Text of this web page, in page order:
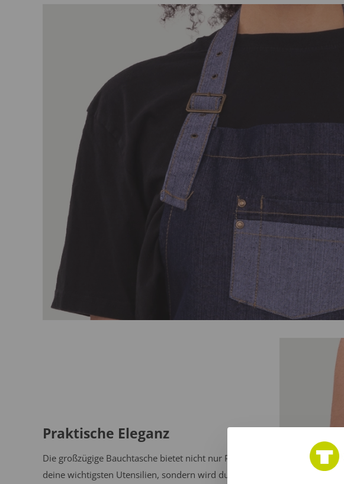
Praktische Eleganz
Die großzügige Bauchtasche bietet nicht nur Platz für
deine wichtigsten Utensilien, sondern wird durch das